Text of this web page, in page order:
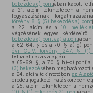
bekezdés e) pontjában kapott
a 21. alcím tekintetében a
fogyasztásának,
törvény 8. § (5) bekezdés a) pont
a 22. alcím és a 10. melléklet
végzésének egyes kérdéseiről
bekezdés a) pont aa) alpontjában
a 62–64. § és a 70. § a)–g)
évi CLIV. törvény 247. § (1)
felhatalmazás alapján,
a 65–69. §, a 70. § h)–o)
(3) bekezdésében meghatározott
a 24. alcím tekintetében az
eredeti jogalkotói hatáskörében
a 25. alcím tekintetében a
110. § (1) bekezdés 21. pontjában